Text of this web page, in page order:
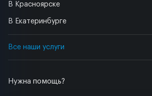
Нужна помощь?
В Красноярске
В Екатеринбурге
Все наши услуги